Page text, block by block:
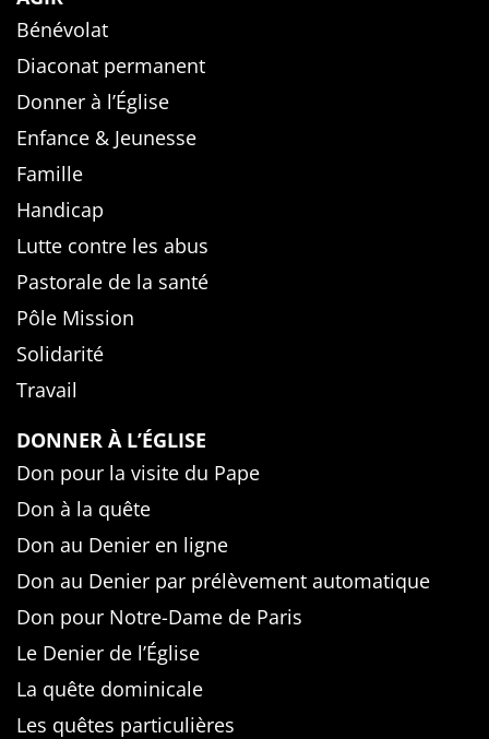
Bénévolat
Diaconat permanent
Donner à l’Église
Enfance & Jeunesse
Famille
Handicap
Lutte contre les abus
Pastorale de la santé
Pôle Mission
Solidarité
Travail
DONNER À L’ÉGLISE
Don pour la visite du Pape
Don à la quête
Don au Denier en ligne
Don au Denier par prélèvement automatique
Don pour Notre-Dame de Paris
Le Denier de l’Église
La quête dominicale
Les quêtes particulières